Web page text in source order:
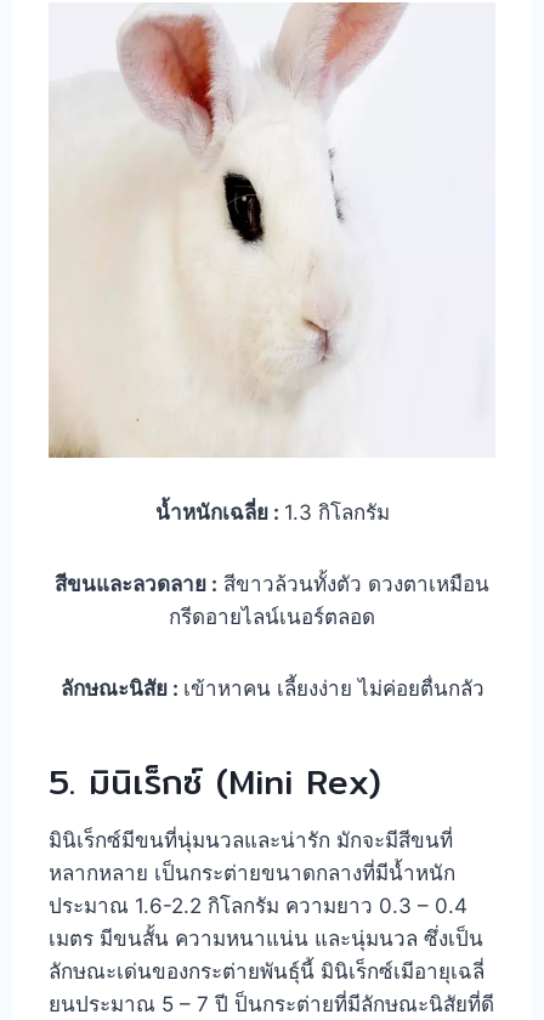
น้ำหนักเฉลี่ย : 1.3 กิโลกรัม
สีขนและลวดลาย : สีขาวล้วนทั้งตัว ดวงตาเหมือน
กรีดอายไลน์เนอร์ตลอด
ลักษณะนิสัย : เข้าหาคน เลี้ยงง่าย ไม่ค่อยตื่นกลัว
5. มินิเร็กซ์ (Mini Rex)
มินิเร็กซ์มีขนที่นุ่มนวลและน่ารัก มักจะมีสีขนที่
หลากหลาย เป็นกระต่ายขนาดกลางที่มีน้ำหนัก
ประมาณ 1.6-2.2 กิโลกรัม ความยาว 0.3 – 0.4
เมตร มีขนสั้น ความหนาแน่น และนุ่มนวล ซึ่งเป็น
ลักษณะเด่นของกระต่ายพันธุ์นี้ มินิเร็กซ์เมีอายุเฉลี่
ยนประมาณ 5 – 7 ปี ป็นกระต่ายที่มีลักษณะนิสัยที่ดี